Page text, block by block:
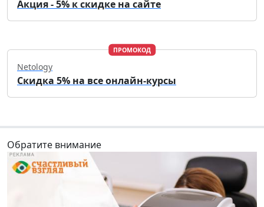
Акция - 5% к скидке на сайте
ПРОМОКОД
Netology
Скидка 5% на все онлайн-курсы
Обратите внимание